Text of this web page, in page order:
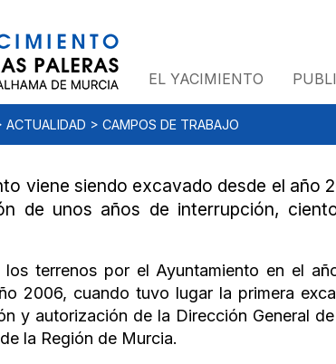
EL YACIMIENTO
ACTUALIDAD > CAMPOS DE TRABAJO
viene siendo excavado desde el
de unos años de interrupción,
los terrenos por el Ayuntamiento en el
2006, cuando tuvo lugar la primera
y autorización de la Dirección General
la Región de Murcia.